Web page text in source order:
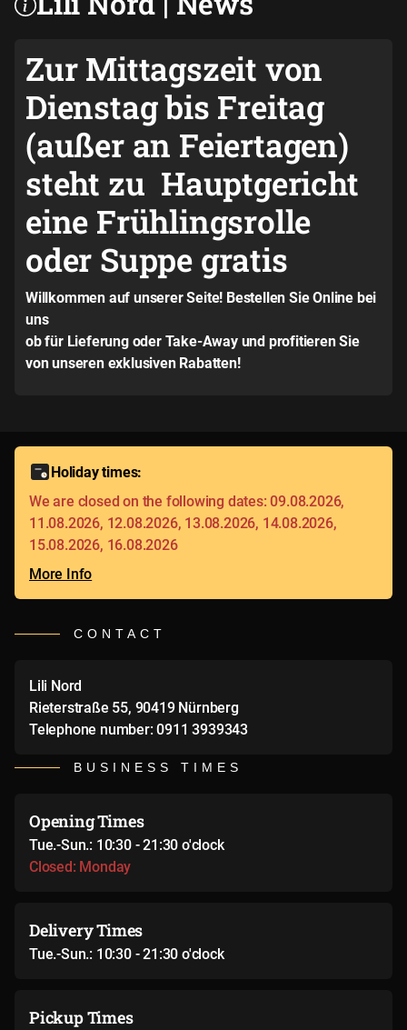
ZurMittagszeit von
Dienstag bis Freitag
(außer an Feiertagen)
steht zu Hauptgericht
eine Frühlingsrolle
oder Suppe gratis
Willkommen auf unserer Seite! Bestellen Sie Online bei
uns
ob für Lieferung oder Take-Away und profitieren Sie
von unseren exklusiven Rabatten!
Holiday times:
We are closed on the following dates: 09.08.2026,
11.08.2026, 12.08.2026, 13.08.2026, 14.08.2026,
15.08.2026, 16.08.2026
More Info
CONTACT
Lili Nord
Rieterstraße 55, 90419 Nürnberg
Telephone number: 0911 3939343
BUSINESS TIMES
Opening Times
Tue.-Sun.: 10:30 - 21:30 o'clock
Closed: Monday
Delivery Times
Tue.-Sun.: 10:30 - 21:30 o'clock
Pickup Times